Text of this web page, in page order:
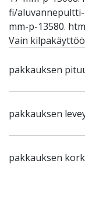
fi/
mm-p-13580.
Vain
pakkauksen
pakkauksen
pakkauksen